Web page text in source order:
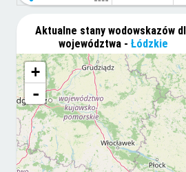
Aktualne stany wodowskazów
województwa - Łódzkie
+
-